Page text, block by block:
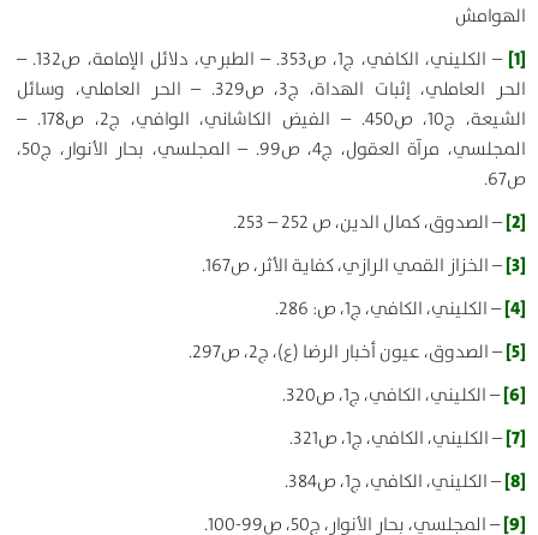
الهوامش
[1]
– الكليني، الكافي، ج1، ص353. – الطبري، دلائل الإمامة، ص132. –
الحر العاملي، إثبات الهداة، ج3، ص329. – الحر العاملي، وسائل
الشيعة، ج10، ص450. – الفيض الكاشاني، الوافي، ج2، ص178. –
المجلسي، مرآة العقول، ج4، ص99. – المجلسي، بحار الأنوار، ج50،
ص67.
[2] – الصدوق، كمال الدين، ص 252 – 253.
[3] – الخزاز القمي الرازي، كفاية الأثر، ص167.
[4] – الكليني، الكافي، ج‏1، ص: 286.
[5] – الصدوق، عيون أخبار الرضا (ع)، ج2، ص297.
[6] – الكليني، الكافي، ج1، ص320.
[7] – الكليني، الكافي، ج1، ص321.
[8] – الكليني، الكافي، ج1، ص384.
[9] – المجلسي، بحار الأنوار، ج50، ص99-100.